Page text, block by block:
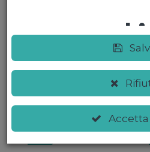
Lambrusco
il